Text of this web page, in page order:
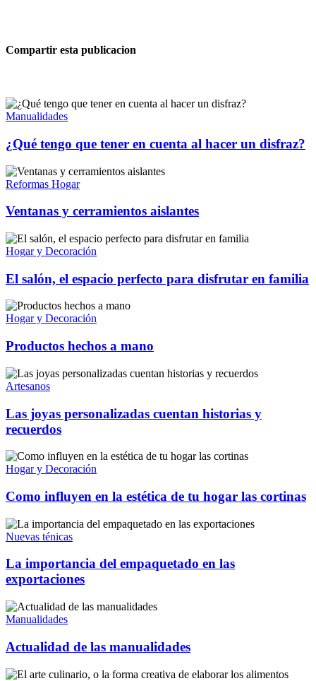
Compartir esta publicacion
Manualidades
¿Qué tengo que tener en cuenta al hacer un disfraz?
Reformas Hogar
Ventanas y cerramientos aislantes
Hogar y Decoración
El salón, el espacio perfecto para disfrutar en familia
Hogar y Decoración
Productos hechos a mano
Artesanos
Las joyas personalizadas cuentan historias y
recuerdos
Hogar y Decoración
Como influyen en la estética de tu hogar las cortinas
Nuevas ténicas
La importancia del empaquetado en las
exportaciones
Manualidades
Actualidad de las manualidades